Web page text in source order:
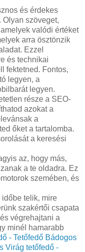
és érdekes
Olyan szöveget,
valódi értéket
arra ösztönzik
Ezzel
és technikai
fektetned. Fontos,
legyen, a
legyen.
része a SEO-
azokat a
a
őket a tartalomba.
a keresési
az, hogy más,
a te oldadra. Ez
szemében, és
telik, mire
szakértői csapata
végrehajtani a
minél hamarabb
- Tetőfedő Bádogos
Virág tetőfedő -